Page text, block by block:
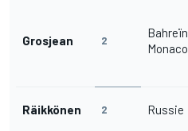
Grosjean 2
Bahreïn
Monaco
Räikkönen 2 Russie